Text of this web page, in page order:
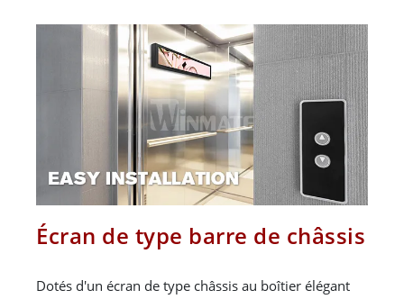
Écran de type barre de châssis
Dotés d'un écran de type châssis au boîtier élégant